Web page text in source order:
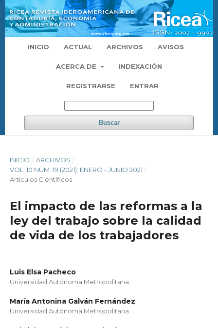
INICIO ACTUAL ARCHIVOS AVISOS
ACERCA DE INDEXACIÓN
REGISTRARSE ENTRAR
Buscar
INICIO / ARCHIVOS /
VOL. 10 NÚM. 19 (2021): ENERO - JUNIO 2021 /
Artículos Científicos
El impacto de las reformas a la
ley del trabajo sobre la calidad
de vida de los trabajadores
Luis Elsa Pacheco
Universidad Autónoma Metropolitana
María Antonina Galván Fernández
Universidad Autónoma Metropolitana